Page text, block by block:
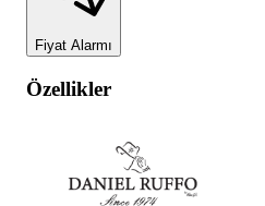
Fiyat Alarmı
Özellikler